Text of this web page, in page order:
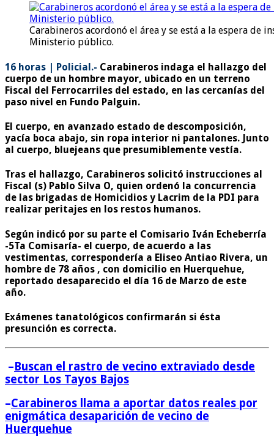
Carabineros acordonó el área y se está a la espera de
Ministerio público.
16 horas | Policial.- Carabineros indaga el hallazgo del
cuerpo de un hombre mayor, ubicado en un terreno
Fiscal del Ferrocarriles del estado, en las cercanías del
paso nivel en Fundo Palguin.
El cuerpo, en avanzado estado de descomposición,
yacía boca abajo, sin ropa interior ni pantalones. Junto
al cuerpo, bluejeans que presumiblemente vestía.
Tras el hallazgo, Carabineros solicitó instrucciones al
Fiscal (s) Pablo Silva O, quien ordenó la concurrencia
de las brigadas de Homicidios y Lacrim de la PDI para
realizar peritajes en los restos humanos.
Según indicó por su parte el Comisario Iván Echeberría
-5Ta Comisaría- el cuerpo, de acuerdo a las
vestimentas, correspondería a Eliseo Antiao Rivera, un
hombre de 78 años , con domicilio en Huerquehue,
reportado desaparecido el día 16 de Marzo de este
año.
Exámenes tanatológicos confirmarán si ésta
presunción es correcta.
–Buscan el rastro de vecino extraviado desde
sector Los Tayos Bajos
–Carabineros llama a aportar datos reales por
enigmática desaparición de vecino de
Huerquehue